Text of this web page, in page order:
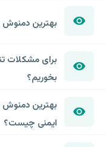
بهترین
برای مشکلات
بخوریم؟
بهترین دمنوش
ایمنی چیست؟